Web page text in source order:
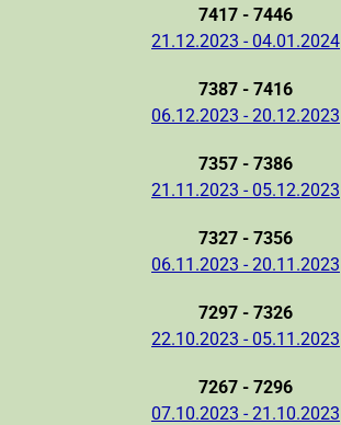
7417 - 7446
21.12.2023 - 04.01.2024
7387 - 7416
06.12.2023 - 20.12.2023
7357 - 7386
21.11.2023 - 05.12.2023
7327 - 7356
06.11.2023 - 20.11.2023
7297 - 7326
22.10.2023 - 05.11.2023
7267 - 7296
07.10.2023 - 21.10.2023